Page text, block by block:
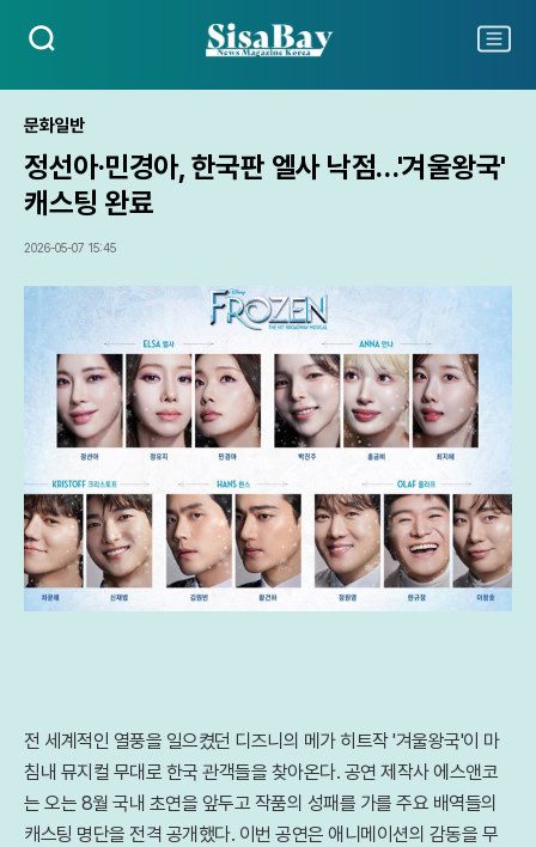
검
주
서
메
뉴
문화일반
정선아·민경아, 한국판 엘사 낙점…'겨울왕국'
캐스팅 완료
2026-05-07 15:45
전 세계적인 열풍을 일으켰던 디즈니의 메가 히트작 '겨울왕국'이 마
침내 뮤지컬 무대로 한국 관객들을 찾아온다. 공연 제작사 에스앤코
는 오는 8월 국내 초연을 앞두고 작품의 성패를 가를 주요 배역들의
캐스팅 명단을 전격 공개했다. 이번 공연은 애니메이션의 감동을 무